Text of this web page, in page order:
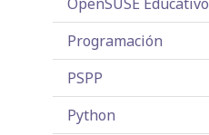
Programación
PSPP
Python